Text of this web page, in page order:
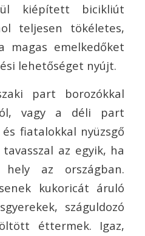
kiépített bicikliút
teljesen tökéletes,
magas emelkedőket
lehetőséget nyújt.
part borozókkal
vagy a déli part
fiatalokkal nyüzsgő
az egyik, ha
az országban.
kukoricát áruló
száguldozó
éttermek. Igaz,